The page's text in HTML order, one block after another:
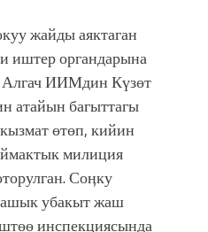
жайды аяктаган
иштер органдарына
ИИМдин Күзөт
атайын багыттагы
өтөп, кийин
милиция
Соӊку
убакыт жаш
инспекциясында